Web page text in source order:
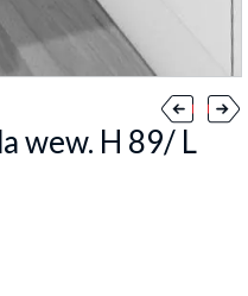
wew. H 89/ L